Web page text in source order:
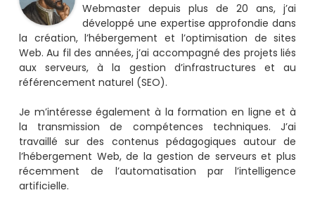
Webmaster depuis plus de 20 ans, j’ai
développé une expertise approfondie dans
la création, l’hébergement et l’optimisation de sites
Web. Au fil des années, j’ai accompagné des projets liés
aux serveurs, à la gestion d’infrastructures et au
référencement naturel (SEO).
Je m’intéresse également à la formation en ligne et à
la transmission de compétences techniques. J’ai
travaillé sur des contenus pédagogiques autour de
l’hébergement Web, de la gestion de serveurs et plus
récemment de l’automatisation par l’intelligence
artificielle.